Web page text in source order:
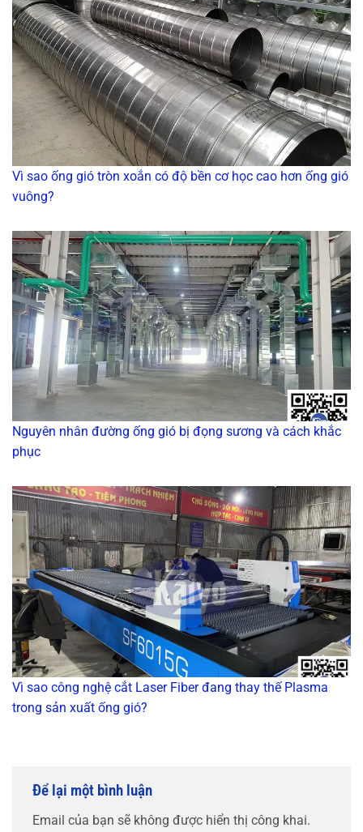
Vì sao ống gió tròn xoắn có độ bền cơ học cao hơn ống gió
vuông?
Nguyên nhân đường ống gió bị đọng sương và cách khắc
phục
Vì sao công nghệ cắt Laser Fiber đang thay thế Plasma
trong sản xuất ống gió?
Để lại một bình luận
Email của bạn sẽ không được hiển thị công khai.